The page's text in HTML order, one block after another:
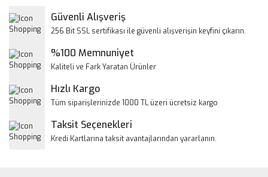
Yorum Yaz
Ürün resmi kalitesiz, bozuk veya görüntülenemiyor.
Ürün bilgilerinde hatalar bulunuyor.
Bu ürüne benzer farklı alternatifler olmalı.
Güvenli Alışveriş
256 Bit SSL sertifikası ile güvenli alışverişin keyfini çıkarın.
%100 Memnuniyet
Kaliteli ve Fark Yaratan Ürünler
Hızlı Kargo
Tüm siparişlerinizde 1000 TL üzeri ücretsiz kargo
Taksit Seçenekleri
Kredi Kartlarına taksit avantajlarından yararlanın.